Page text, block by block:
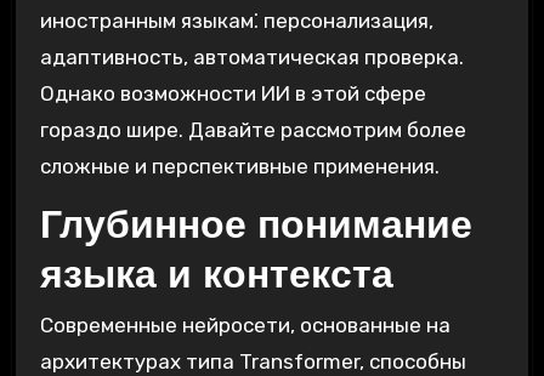
иностранным языкам⁚ персонализация,
адаптивность, автоматическая проверка.
Однако возможности ИИ в этой сфере
гораздо шире. Давайте рассмотрим более
сложные и перспективные применения.
Глубинное понимание
языка и контекста
Современные нейросети, основанные на
архитектурах типа Transformer, способны